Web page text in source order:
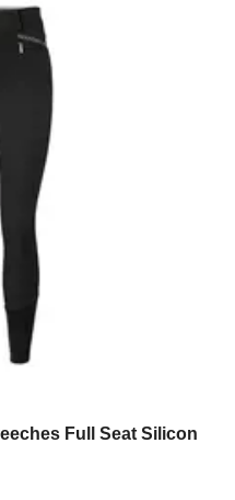
Full Seat Silicon